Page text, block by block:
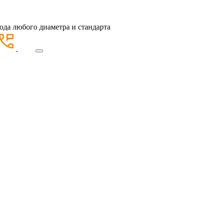
любого диаметра и стандарта